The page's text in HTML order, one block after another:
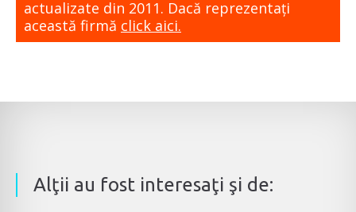
actualizate din 2011. Dacă reprezentaţi
această firmă click aici.
Alţii au fost interesaţi şi de: